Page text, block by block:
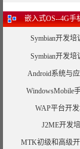
嵌入式OS--4G手
Symbian开发培
Symbian开发培
Android系统与
WindowsMobile
WAP平台开
J2ME开发
MTK初级和高级